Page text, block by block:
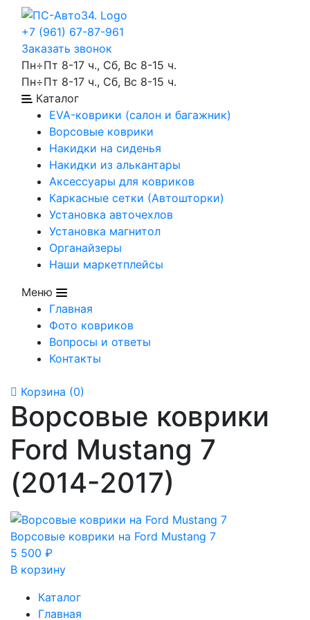
+7 (961) 67-87-961
Заказать звонок
Пн÷Пт 8-17 ч., Сб, Вс 8-15 ч.
Пн÷Пт 8-17 ч., Сб, Вс 8-15 ч.
Каталог
EVA-коврики (салон и багажник)
Ворсовые коврики
Накидки на сиденья
Накидки из алькантары
Аксессуары для ковриков
Каркасные сетки (Автошторки)
Установка авточехлов
Установка магнитол
Органайзеры
Наши маркетплейсы
Меню
Главная
Фото ковриков
Вопросы и ответы
Контакты
Корзина (0)
Ворсовые коврики
Ford Mustang 7
(2014-2017)
Ворсовые коврики на Ford Mustang 7
5 500 ₽
В корзину
Каталог
Главная